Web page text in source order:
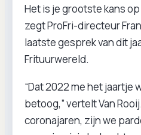
Het is je grootste kans
zegt ProFri-directeur
laatste gesprek van dit
Frituurwereld.
“Dat 2022 me het jaartje
betoog,” vertelt Van
coronajaren, zijn we